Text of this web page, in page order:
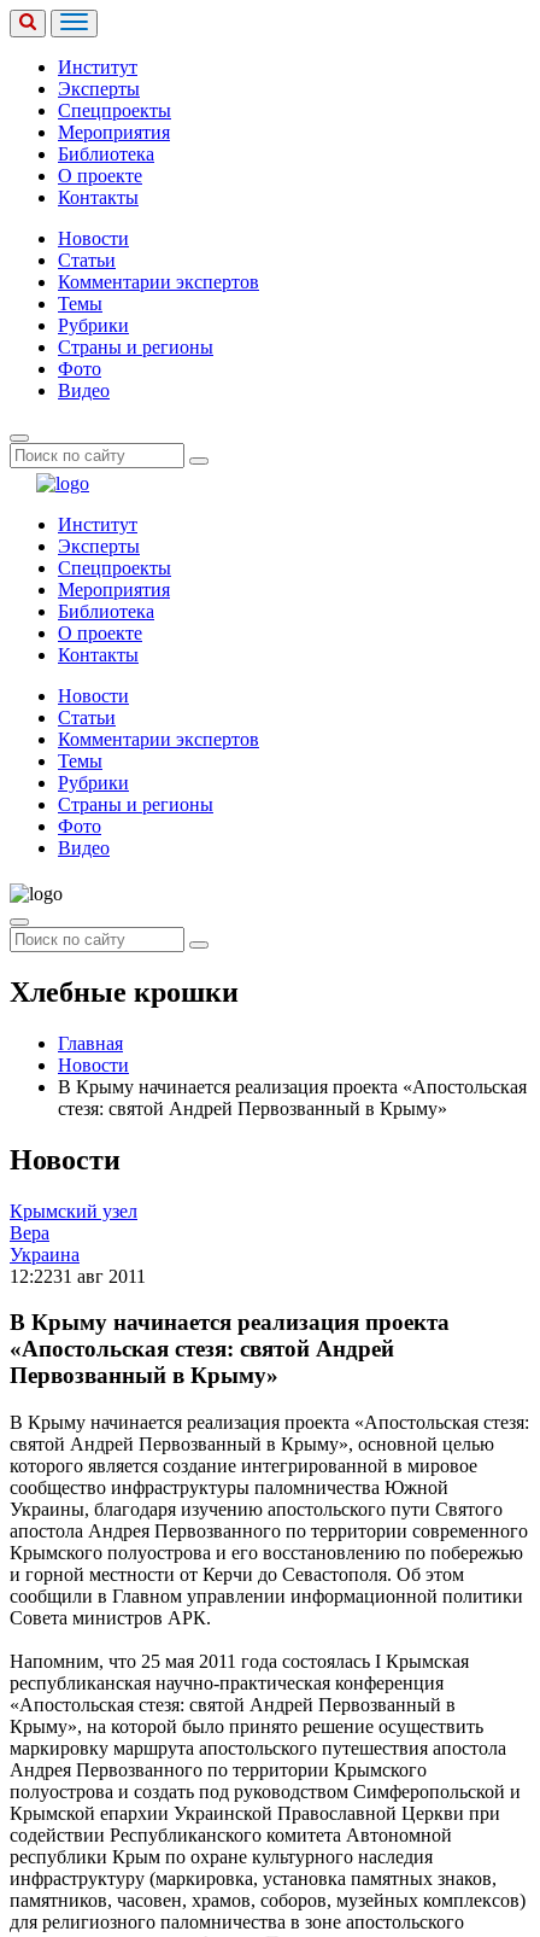
Институт
Эксперты
Спецпроекты
Мероприятия
Библиотека
О проекте
Контакты
Новости
Статьи
Комментарии экспертов
Темы
Рубрики
Страны и регионы
Фото
Видео
Институт
Эксперты
Спецпроекты
Мероприятия
Библиотека
О проекте
Контакты
Новости
Статьи
Комментарии экспертов
Темы
Рубрики
Страны и регионы
Фото
Видео
Хлебные крошки
Главная
Новости
В Крыму начинается реализация проекта «Апостольская
стезя: святой Андрей Первозванный в Крыму»
Новости
Крымский узел
Вера
Украина
12:2231 авг 2011
В Крыму начинается реализация проекта
«Апостольская стезя: святой Андрей
Первозванный в Крыму»
В Крыму начинается реализация проекта «Апостольская стезя:
святой Андрей Первозванный в Крыму», основной целью
которого является создание интегрированной в мировое
сообщество инфраструктуры паломничества Южной
Украины, благодаря изучению апостольского пути Святого
апостола Андрея Первозванного по территории современного
Крымского полуострова и его восстановлению по побережью
и горной местности от Керчи до Севастополя. Об этом
сообщили в Главном управлении информационной политики
Совета министров АРК.
Напомним, что 25 мая 2011 года состоялась I Крымская
республиканская научно-практическая конференция
«Апостольская стезя: святой Андрей Первозванный в
Крыму», на которой было принято решение осуществить
маркировку маршрута апостольского путешествия апостола
Андрея Первозванного по территории Крымского
полуострова и создать под руководством Симферопольской и
Крымской епархии Украинской Православной Церкви при
содействии Республиканского комитета Автономной
республики Крым по охране культурного наследия
инфраструктуру (маркировка, установка памятных знаков,
памятников, часовен, храмов, соборов, музейных комплексов)
для религиозного паломничества в зоне апостольского